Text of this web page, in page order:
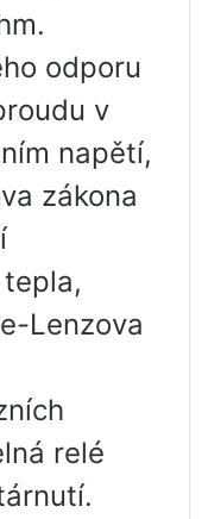
odporu
v
napětí,
zákona
Lenzova
relé